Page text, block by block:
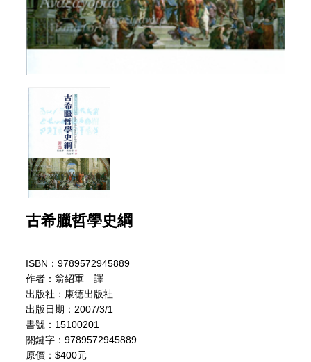
古希臘哲學史綱
ISBN：9789572945889
作者：翁紹軍 譯
出版社：康德出版社
出版日期：2007/3/1
書號：15100201
關鍵字：9789572945889
原價：$400元